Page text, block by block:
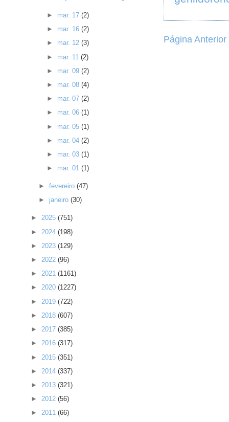
Página Anterior
► mar. 17 (2)
► mar. 16 (2)
► mar. 12 (3)
► mar. 11 (2)
► mar. 09 (2)
► mar. 08 (4)
► mar. 07 (2)
► mar. 06 (1)
► mar. 05 (1)
► mar. 04 (2)
► mar. 03 (1)
► mar. 01 (1)
►fevereiro(47)
► janeiro(30)
► 2025 (751)
► 2024 (198)
► 2023 (129)
► 2022 (96)
► 2021 (1161)
► 2020 (1227)
► 2019 (722)
► 2018 (607)
► 2017 (385)
► 2016 (317)
► 2015 (351)
► 2014 (337)
► 2013 (321)
► 2012 (56)
► 2011 (66)